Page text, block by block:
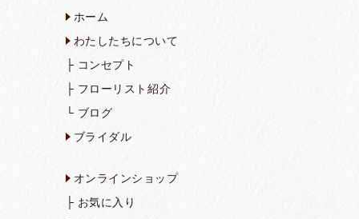
ホーム
わたしたちについて
├ コンセプト
├ フローリスト紹介
└ ブログ
ブライダル
オンラインショップ
├ お気に入り